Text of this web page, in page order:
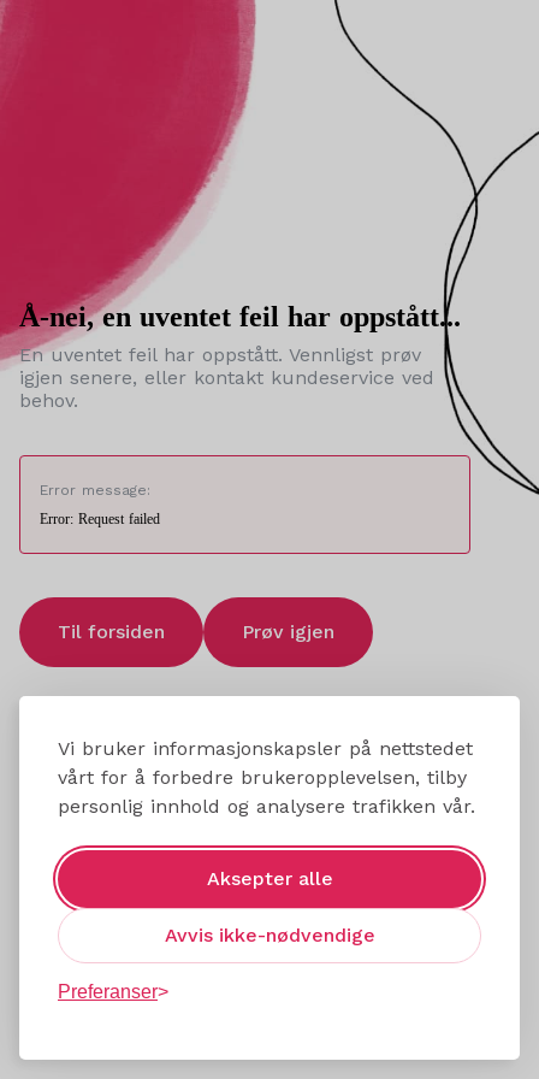
Vi bruker informasjonskapsler på nettstedet
vårt for å forbedre brukeropplevelsen, tilby
personlig innhold og analysere trafikken vår.
Aksepter alle
Avvis ikke-nødvendige
Preferanser
Å-nei, en uventet feil har oppstått...
En uventet feil har oppstått. Vennligst prøv
igjen senere, eller kontakt kundeservice ved
behov.
Error message:
Error: Request failed
Til forsiden Prøv igjen